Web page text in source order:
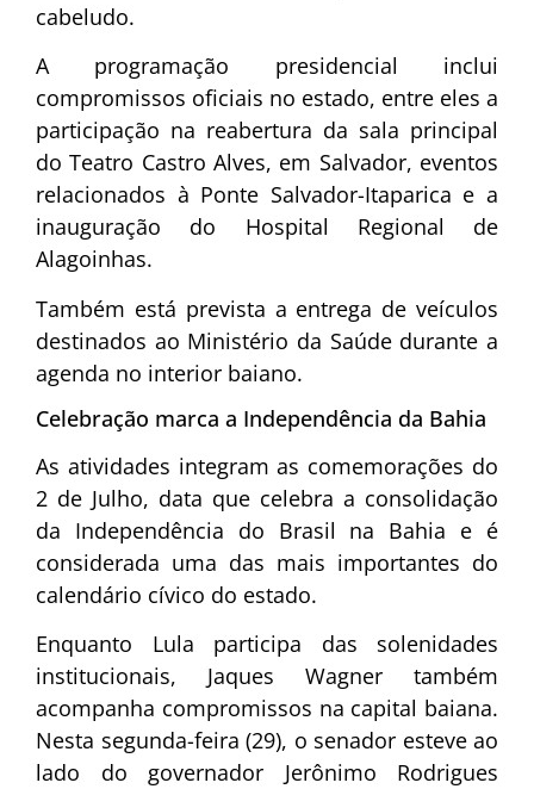
cabeludo.
A programação presidencial inclui
compromissos oficiais no estado, entre eles a
participação na reabertura da sala principal
do Teatro Castro Alves, em Salvador, eventos
relacionados à Ponte Salvador-Itaparica e a
inauguração do Hospital Regional de
Alagoinhas.
Também está prevista a entrega de veículos
destinados ao Ministério da Saúde durante a
agenda no interior baiano.
Celebração marca a Independência da Bahia
As atividades integram as comemorações do
2 de Julho, data que celebra a consolidação
da Independência do Brasil na Bahia e é
considerada uma das mais importantes do
calendário cívico do estado.
Enquanto Lula participa das solenidades
institucionais, Jaques Wagner também
acompanha compromissos na capital baiana.
Nesta segunda-feira (29), o senador esteve ao
lado do governador Jerônimo Rodrigues